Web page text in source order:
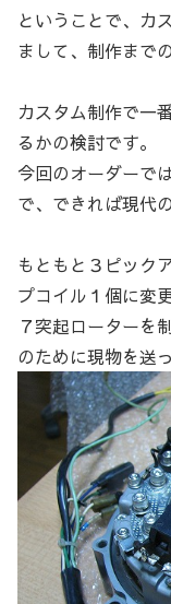
ということで、カ
まして、制作まで
カスタム制作で一
るかの検討です。
今回のオーダーで
で、できれば現代
もともと３ピック
プコイル１個に変更
７突起ローターを
のために現物を送